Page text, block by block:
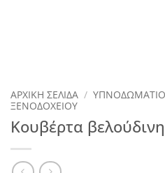
ΑΡΧΙΚΉ ΣΕΛΊΔΑ / ΥΠΝΟΔΩΜΑΤΙΟ
ΞΕΝΟΔΟΧΕΙΟΥ
Κουβέρτα